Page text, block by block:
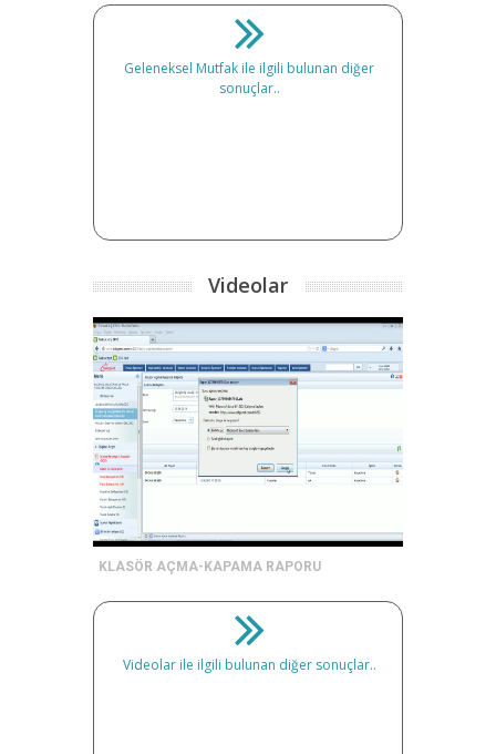
Geleneksel Mutfak ile ilgili bulunan diğer
sonuçlar..
Videolar
KLASÖR AÇMA-KAPAMA RAPORU
Videolar ile ilgili bulunan diğer sonuçlar..